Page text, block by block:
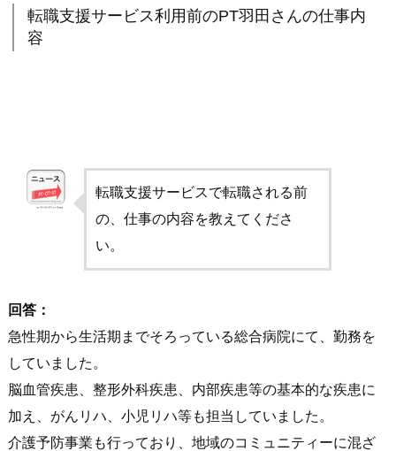
転職支援サービス利用前のPT羽田さんの仕事内
容
転職支援サービスで転職される前
の、仕事の内容を教えてくださ
い。
回答：
急性期から生活期までそろっている総合病院にて、勤務を
していました。
脳血管疾患、整形外科疾患、内部疾患等の基本的な疾患に
加え、がんリハ、小児リハ等も担当していました。
介護予防事業も行っており、地域のコミュニティーに混ざ